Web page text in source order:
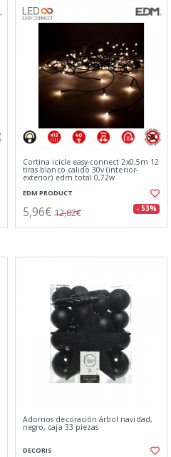
Cortina icicle easy-connect 2x0,5m 12
tiras blanco calido 30v (interior-
exterior) edm total 0,72w
EDM PRODUCT
5,96€ 12,82€ - 53%
Adornos decoración árbol navidad,
negro, caja 33 piezas
DECORIS